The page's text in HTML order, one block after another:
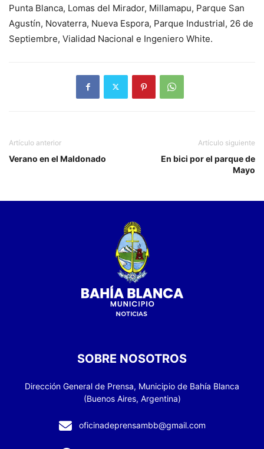
Punta Blanca, Lomas del Mirador, Millamapu, Parque San
Agustín, Novaterra, Nueva Espora, Parque Industrial, 26 de
Septiembre, Vialidad Nacional e Ingeniero White.
Artículo anterior
Verano en el Maldonado
Artículo siguiente
En bici por el parque de
Mayo
SOBRE NOSOTROS
Dirección General de Prensa, Municipio de Bahía Blanca
(Buenos Aires, Argentina)
oficinadeprensambb@gmail.com